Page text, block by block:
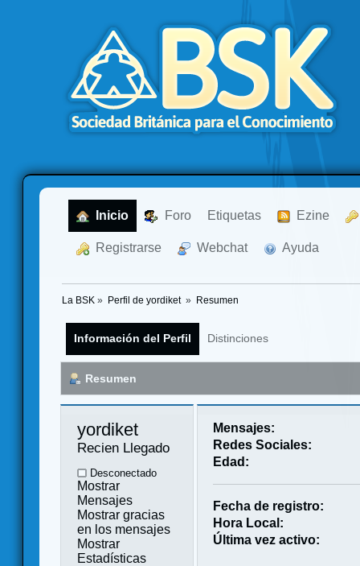
Inicio Foro Etiquetas Ezine
Registrarse Webchat Ayuda
La BSK » Perfil de yordiket » Resumen
Información del Perfil Distinciones
Resumen
yordiket
Recien Llegado
Desconectado
Mostrar
Mensajes
Mostrar gracias
en los mensajes
Mostrar
Estadísticas
Mensajes:
Redes Sociales:
Edad:
Fecha de registro:
Hora Local:
Última vez activo: